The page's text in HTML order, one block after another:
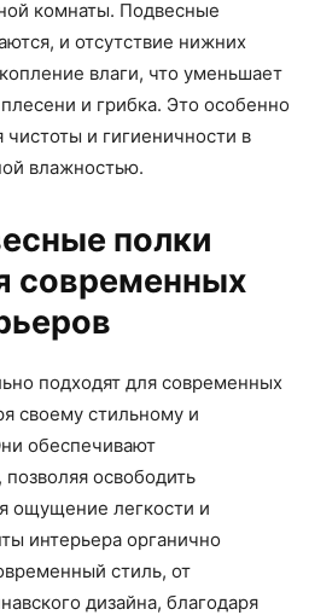
комнаты. Подвесные
и отсутствие нижних
влаги, что уменьшает
и грибка. Это особенно
и гигиеничности в
влажностью.
полки
современных
подходят для современных
своему стильному и
обеспечивают
освободить
ощущение легкости и
интерьера органично
стиль, от
дизайна, благодаря